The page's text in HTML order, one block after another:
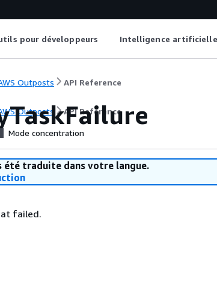
pour développeurs Intelligence artificielle
Outposts API Reference
Outposts API Reference
Mode concentration
été traduite dans votre langue.
failed.